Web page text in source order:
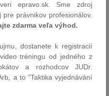
inteligencii: Významný
a transparentnosti pri
akte o umelej inteligencii (AIA)
v decembri minulého roka
vyjednávacom kole.
zrodil ďalší úspech. Členské
na finálnom znení tohto
epravo.sk. Sme zdroj
právnikov profesionálov.
zdarma veľa výhod.
dostanete k registracií
tréningu od jedného z
a rozhodcov JUDr.
a to "Taktika vyjednávání